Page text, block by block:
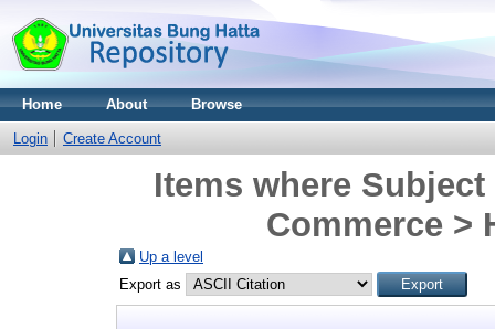
Home About Browse
Login Create Account
Items where
Commerce >
Up a level
Export as